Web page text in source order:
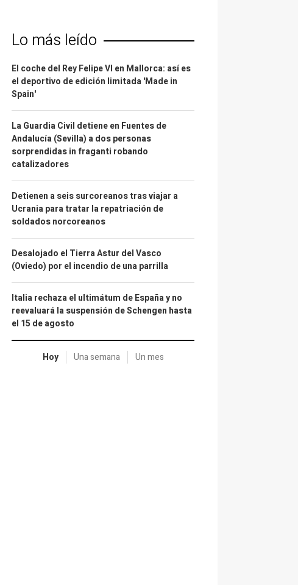
Lo más leído
El coche del Rey Felipe VI en Mallorca: así es
el deportivo de edición limitada 'Made in
Spain'
La Guardia Civil detiene en Fuentes de
Andalucía (Sevilla) a dos personas
sorprendidas in fraganti robando
catalizadores
Detienen a seis surcoreanos tras viajar a
Ucrania para tratar la repatriación de
soldados norcoreanos
Desalojado el Tierra Astur del Vasco
(Oviedo) por el incendio de una parrilla
Italia rechaza el ultimátum de España y no
reevaluará la suspensión de Schengen hasta
el 15 de agosto
Hoy Una semana Un mes